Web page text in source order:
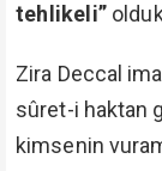
tehlikeli”
Zira Deccal
sûret-i haktan
kimsenin